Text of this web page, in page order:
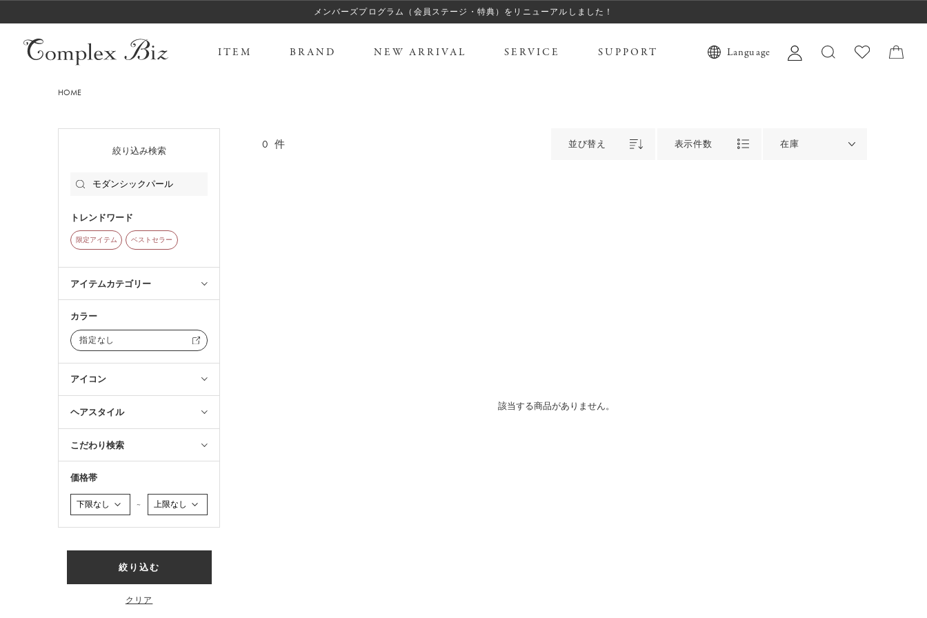
メンバーズプログラム（会員ステージ・特典）をリニューアルしました！
ITEM BRAND NEW ARRIVAL SERVICE SUPPORT Language
HOME
絞り込み検索
トレンドワード
限定アイテム ベストセラー
アイテムカテゴリー
カラー
指定なし
アイコン
ヘアスタイル
こだわり検索
価格帯
～
絞り込む
クリア
0 件 並び替え 表示件数 在庫
該当する商品がありません。